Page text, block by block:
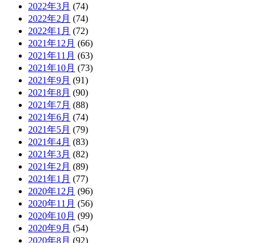
2022年3月 (74)
2022年2月 (74)
2022年1月 (72)
2021年12月 (66)
2021年11月 (63)
2021年10月 (73)
2021年9月 (91)
2021年8月 (90)
2021年7月 (88)
2021年6月 (74)
2021年5月 (79)
2021年4月 (83)
2021年3月 (82)
2021年2月 (89)
2021年1月 (77)
2020年12月 (96)
2020年11月 (56)
2020年10月 (99)
2020年9月 (54)
2020年8月 (92)